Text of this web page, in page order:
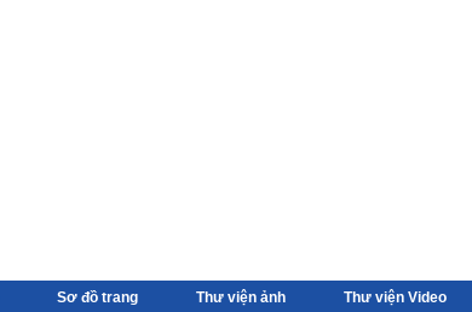
Sơ đồ trang Thư viện ảnh Thư viện Video